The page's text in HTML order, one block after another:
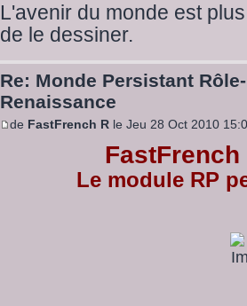
L'avenir du monde est
de le dessiner.
Re: Monde Persistant
Renaissance
de FastFrench R le Jeu 28 Oct 2010
Le module RP